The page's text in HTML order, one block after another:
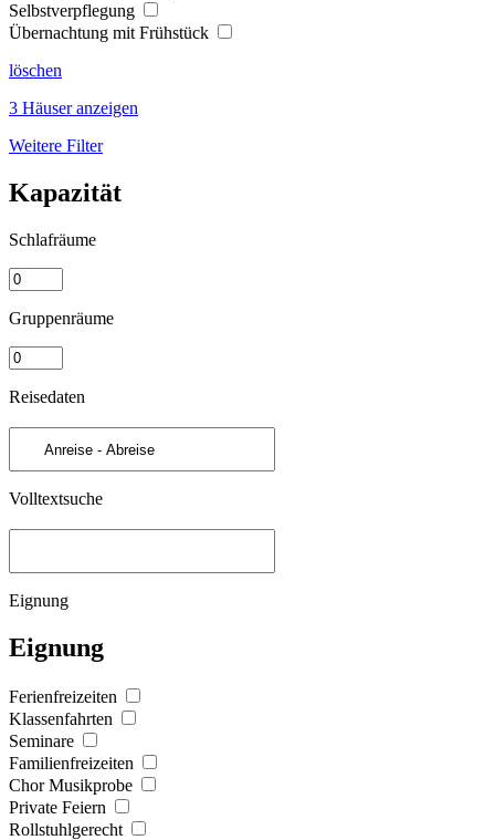
Selbstverpflegung
Übernachtung mit Frühstück
löschen
3 Häuser anzeigen
Weitere Filter
Kapazität
Schlafräume
Gruppenräume
Reisedaten
Volltextsuche
Eignung
Eignung
Ferienfreizeiten
Klassenfahrten
Seminare
Familienfreizeiten
Chor Musikprobe
Private Feiern
Rollstuhlgerecht